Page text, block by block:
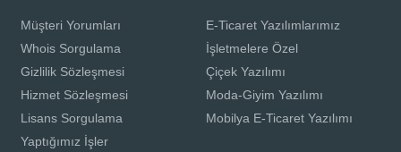
Müşteri Yorumları
Whois Sorgulama
Gizlilik Sözleşmesi
Hizmet Sözleşmesi
Lisans Sorgulama
Yaptığımız İşler
E-Ticaret Yazılımlarımız
İşletmelere Özel
Çiçek Yazılımı
Moda-Giyim Yazılımı
Mobilya E-Ticaret Yazılımı